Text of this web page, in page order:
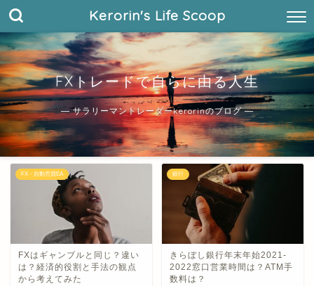
Kerorin's Life Scoop
FXトレードで自らに由る人生
― サラリーマントレーダーkerorinのブログ ―
FX・自動売買EA
FXはギャンブルと同じ？違い
は？経済的役割と手法の観点
から考えてみた
銀行
きらぼし銀行年末年始2021-
2022窓口営業時間は？ATM手
数料は？